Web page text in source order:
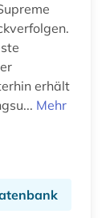
erhält
Mehr